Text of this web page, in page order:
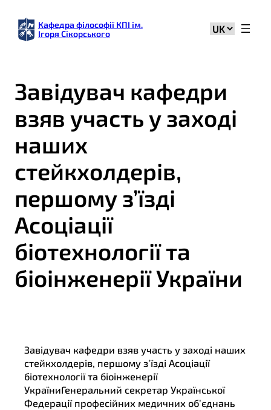
Кафедра філософії КПІ ім.
Ігоря Сікорського
Вибрати
Завідувач кафедри
взяв участь у заході
наших
стейкхолдерів,
першому з’їзді
Асоціації
біотехнології та
біоінженерії України
Завідувач кафедри взяв участь у заході наших
стейкхолдерів, першому з’їзді Асоціації
біотехнології та біоінженерії
УкраїниГенеральний секретар Української
Федерації професійних медичних об’єднань